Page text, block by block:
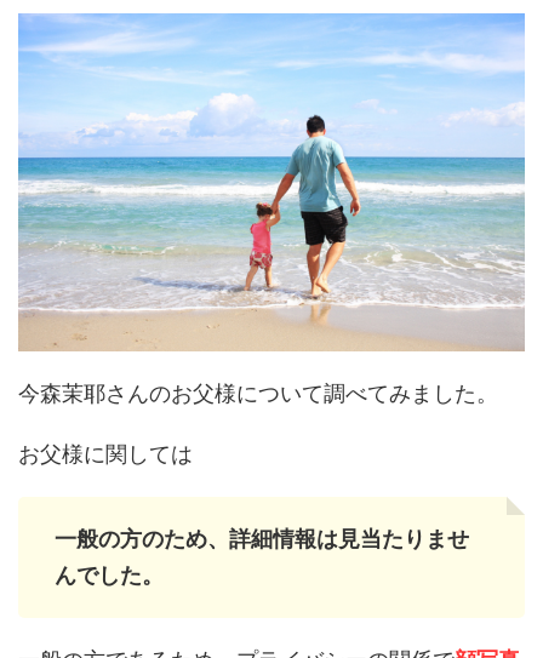
今森茉耶さんのお父様について調べてみました。
お父様に関しては
一般の方のため、詳細情報は見当たりませ
んでした。